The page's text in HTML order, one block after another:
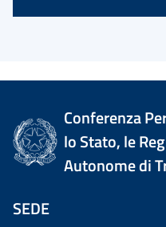
Conferenza
lo Stato, le
Autonome di
SEDE